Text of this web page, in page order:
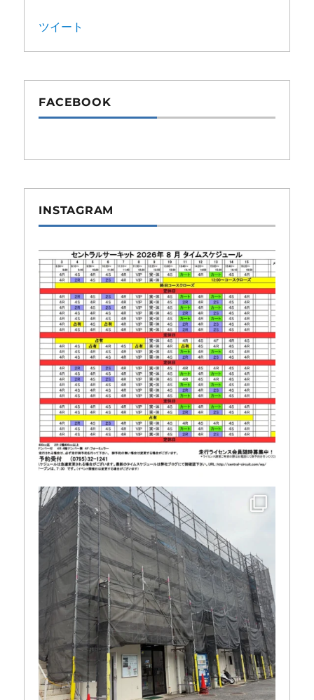
ツイート
FACEBOOK
INSTAGRAM